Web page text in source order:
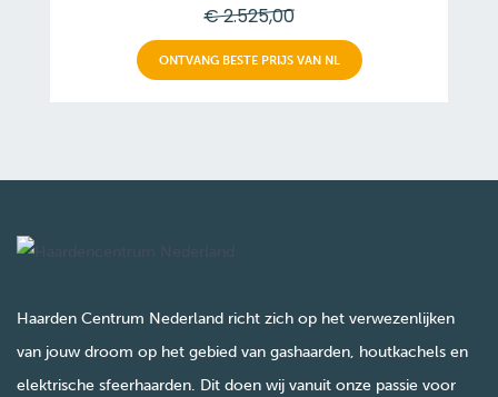
€ 2.525,00
ONTVANG BESTE PRIJS VAN NL
Haarden Centrum Nederland richt zich op het verwezenlijken
van jouw droom op het gebied van gashaarden, houtkachels en
elektrische sfeerhaarden. Dit doen wij vanuit onze passie voor